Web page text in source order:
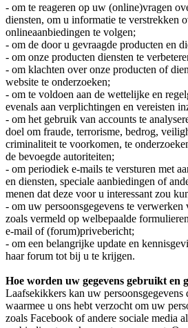
- om te reageren op uw (online)vragen
diensten, om u informatie te verstrekken
onlineaanbiedingen te volgen;
- om de door u gevraagde producten en
- om onze producten diensten te
- om klachten over onze producten of
website te onderzoeken;
- om te voldoen aan de wettelijke en
evenals aan verplichtingen en vereisten
- om het gebruik van accounts te
doel om fraude, terrorisme, bedrog,
criminaliteit te voorkomen, te
de bevoegde autoriteiten;
- om periodiek e-mails te versturen met
en diensten, speciale aanbiedingen of
menen dat deze voor u interessant zou
- om uw persoonsgegevens te
zoals vermeld op welbepaalde
e-mail of (forum)privebericht;
- om een belangrijke update en
haar forum tot bij u te krijgen.
Hoe worden uw gegevens gebruikt en
Laafsekikkers kan uw persoonsgegevens
waarmee u ons hebt verzocht om uw
zoals Facebook of andere sociale media